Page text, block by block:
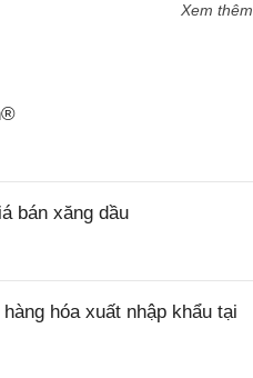
Xem thêm
bán xăng dầu
hóa xuất nhập khẩu tại